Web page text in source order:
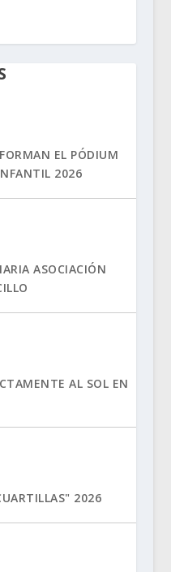
EL PÓDIUM
2026
ASOCIACIÓN
AL SOL EN
2026